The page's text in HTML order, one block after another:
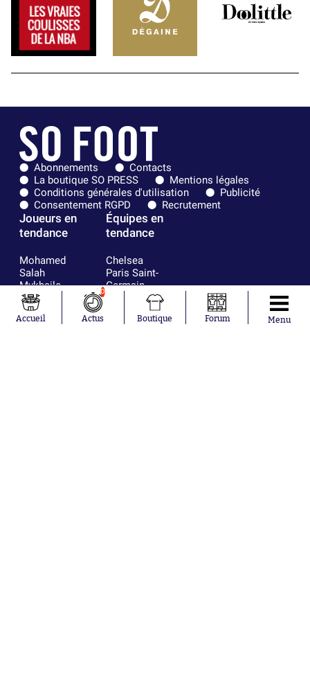
Abonnements
Contacts
La boutique SO PRESS
Mentions légales
Conditions générales d'utilisation
Publicité
Consentement RGPD
Recrutement
Joueurs en
tendance
Mohamed
Salah
Mykhailo
Mudryk
Neymar
Khalis Merah
Équipes en
tendance
Chelsea
Paris Saint-
Germain
Bordeaux
Olympique
lyonnais
Accueil
0
Actus Boutique Forum Menu